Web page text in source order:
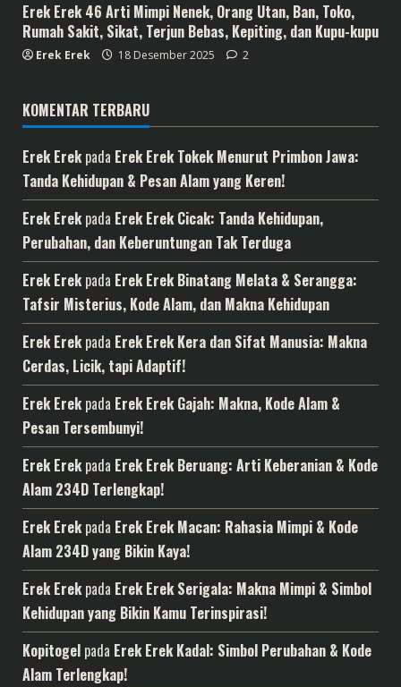
Erek Erek 46 Arti Mimpi Nenek, Orang Utan, Ban, Toko,
Rumah Sakit, Sikat, Terjun Bebas, Kepiting, dan Kupu-kupu
Erek Erek 18 Desember 2025 2
KOMENTAR TERBARU
Erek Erekpada Erek Erek Tokek Menurut Primbon Jawa:
Tanda Kehidupan & Pesan Alam yang Keren!
Erek Erekpada Erek Erek Cicak: Tanda Kehidupan,
Perubahan, dan Keberuntungan Tak Terduga
Erek Erekpada Erek Erek Binatang Melata & Serangga:
Tafsir Misterius, Kode Alam, dan Makna Kehidupan
Erek Erekpada Erek Erek Kera dan Sifat Manusia: Makna
Cerdas, Licik, tapi Adaptif!
Erek Erekpada Erek Erek Gajah: Makna, Kode Alam &
Pesan Tersembunyi!
Erek Erekpada Erek Erek Beruang: Arti Keberanian & Kode
Alam 234D Terlengkap!
Erek Erekpada Erek Erek Macan: Rahasia Mimpi & Kode
Alam 234D yang Bikin Kaya!
Erek Erekpada Erek Erek Serigala: Makna Mimpi & Simbol
Kehidupan yang Bikin Kamu Terinspirasi!
Kopitogel pada Erek Erek Kadal: Simbol Perubahan & Kode
Alam Terlengkap!